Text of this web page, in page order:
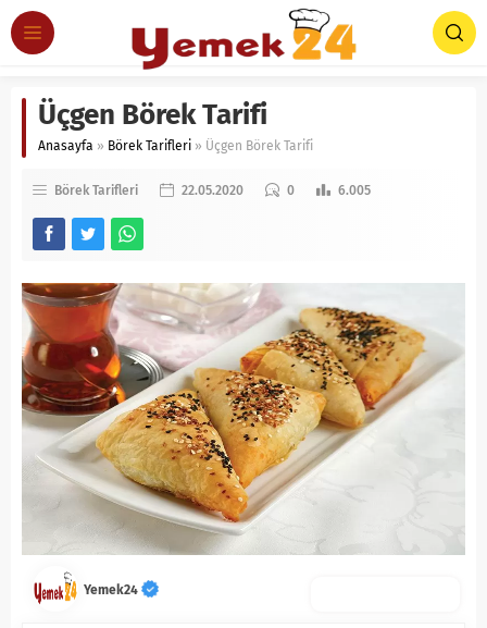
Üçgen Börek Tarifi
Anasayfa » Börek Tarifleri » Üçgen Börek Tarifi
Börek Tarifleri 22.05.2020 0 6.005
Yemek24